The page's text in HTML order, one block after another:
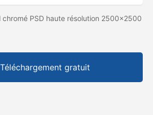
PSD haute résolution 2500x2500
Téléchargement gratuit